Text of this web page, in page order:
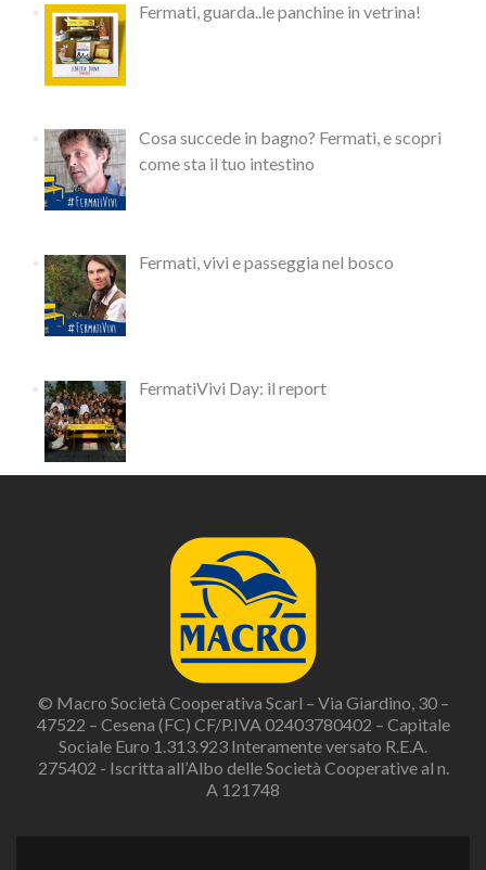
Fermati, guarda..le panchine in vetrina!
Cosa succede in bagno? Fermati, e scopri
come sta il tuo intestino
Fermati, vivi e passeggia nel bosco
FermatiVivi Day: il report
© Macro Società Cooperativa Scarl – Via Giardino, 30 –
47522 – Cesena (FC) CF/P.IVA 02403780402 – Capitale
Sociale Euro 1.313.923 Interamente versato R.E.A.
275402 - Iscritta all’Albo delle Società Cooperative al n.
A 121748